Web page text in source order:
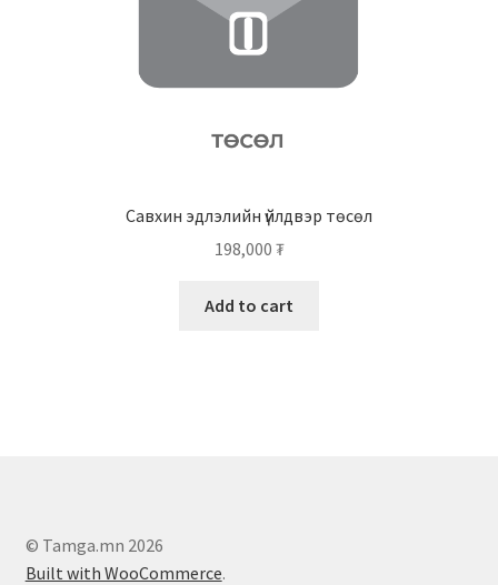
Савхин эдлэлийн үйлдвэр төсөл
198,000 ₮
Add to cart
© Tamga.mn 2026
Built with WooCommerce.